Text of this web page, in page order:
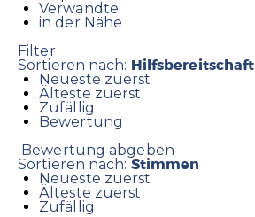
Verwandte
in der Nähe
Filter
Sortieren nach: Hilfsbereitschaft
Neueste zuerst
Älteste zuerst
Zufällig
Bewertung
Bewertung abgeben
Sortieren nach: Stimmen
Neueste zuerst
Älteste zuerst
Zufällig